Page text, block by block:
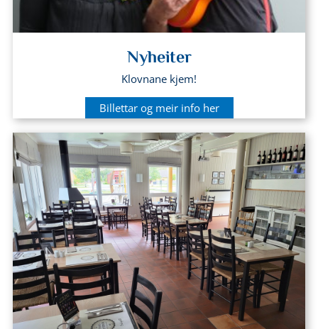
Nyheiter
Klovnane kjem!
Billettar og meir info her